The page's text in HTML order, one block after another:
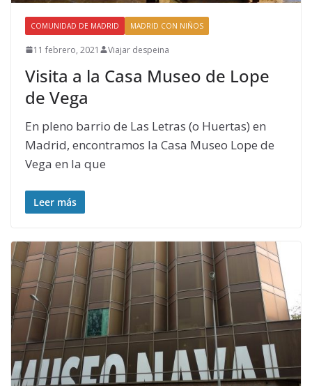
COMUNIDAD DE MADRID MADRID CON NIÑOS
11 febrero, 2021 Viajar despeina
Visita a la Casa Museo de Lope
de Vega
En pleno barrio de Las Letras (o Huertas) en
Madrid, encontramos la Casa Museo Lope de
Vega en la que
Leer más